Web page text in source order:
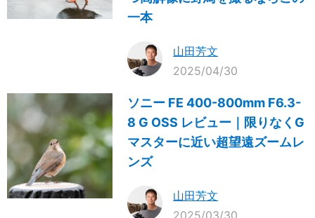
一本
山田芳文
2025/04/30
ソニー FE 400-800mm F6.3-
8 G OSS レビュー｜限りなくG
マスターに近い超望遠ズームレ
ンズ
山田芳文